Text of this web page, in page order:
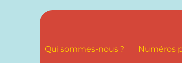
Qui sommes-nous ? Numéros